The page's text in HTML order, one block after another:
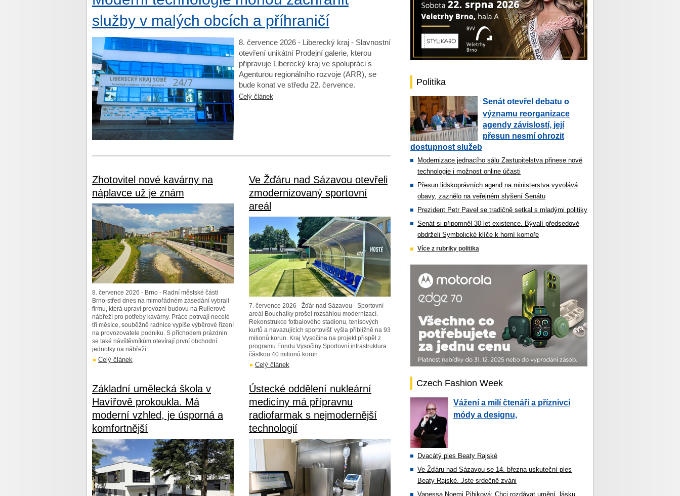
služby v malých obcích a příhraničí
8. července 2026 - Liberecký kraj - Slavnostní
otevření unikátní Prodejní galerie, kterou
připravuje Liberecký kraj ve spolupráci s
Agenturou regionálního rozvoje (ARR), se
bude konat ve středu 22. července.
Celý článek
Zhotovitel nové kavárny na
náplavce už je znám
8. července 2026 - Brno - Radní městské části
Brno-střed dnes na mimořádném zasedání vybrali
firmu, která upraví provozní budovu na Rullerově
nábřeží pro potřeby kavárny. Práce potrvají necelé
tři měsíce, souběžně radnice vypíše výběrové řízení
na provozovatele podniku. S příchodem prázdnin
se také návštěvníkům otevírají první obchodní
jednotky na nábřeží.
Celý článek
Ve Žďáru nad Sázavou otevřeli
zmodernizovaný sportovní
areál
7. července 2026 - Žďár nad Sázavou - Sportovní
areál Bouchalky prošel rozsáhlou modernizací.
Rekonstrukce fotbalového stadionu, tenisových
kurtů a navazujících sportovišť vyšla přibližně na 93
milionů korun. Kraj Vysočina na projekt přispěl z
programu Fondu Vysočiny Sportovní infrastruktura
částkou 40 milionů korun.
Celý článek
Základní umělecká škola v
Havířově prokoukla. Má
moderní vzhled, je úsporná a
komfortnější
Ústecké oddělení nukleární
medicíny má přípravnu
radiofarmak s nejmodernější
technologií
Politika
Senát otevřel debatu o
významu reorganizace
agendy závislostí, její
přesun nesmí ohrozit
dostupnost služeb
Modernizace jednacího sálu Zastupitelstva přinese nové
technologie i možnost online účasti
Přesun lidskoprávních agend na ministerstva vyvolává
obavy, zaznělo na veřejném slyšení Senátu
Prezident Petr Pavel se tradičně setkal s mladými politiky
Senát si připomněl 30 let existence. Bývalí předsedové
obdrželi Symbolické klíče k horní komoře
Více z rubriky politika
Czech Fashion Week
Vážení a milí čtenáři a příznivci
módy a designu,
Dvacátý ples Beaty Rajské
Ve Žďáru nad Sázavou se 14. března uskuteční ples
Beaty Rajské. Jste srdečně zváni
Vanessa Noemi Pihiková: Chci rozdávat umění, lásku,